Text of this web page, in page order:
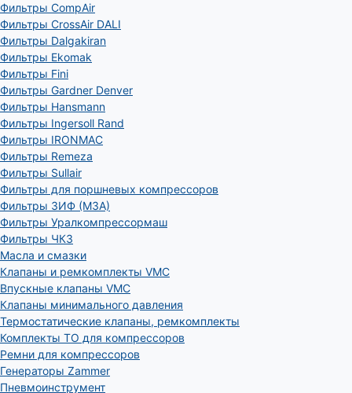
Фильтры CompAir
Фильтры CrossAir DALI
Фильтры Dalgakiran
Фильтры Ekomak
Фильтры Fini
Фильтры Gardner Denver
Фильтры Hansmann
Фильтры Ingersoll Rand
Фильтры IRONMAC
Фильтры Remeza
Фильтры Sullair
Фильтры для поршневых компрессоров
Фильтры ЗИФ (МЗА)
Фильтры Уралкомпрессормаш
Фильтры ЧКЗ
Масла и смазки
Клапаны и ремкомплекты VMC
Впускные клапаны VMC
Клапаны минимального давления
Термостатические клапаны, ремкомплекты
Комплекты ТО для компрессоров
Ремни для компрессоров
Генераторы Zammer
Пневмоинструмент